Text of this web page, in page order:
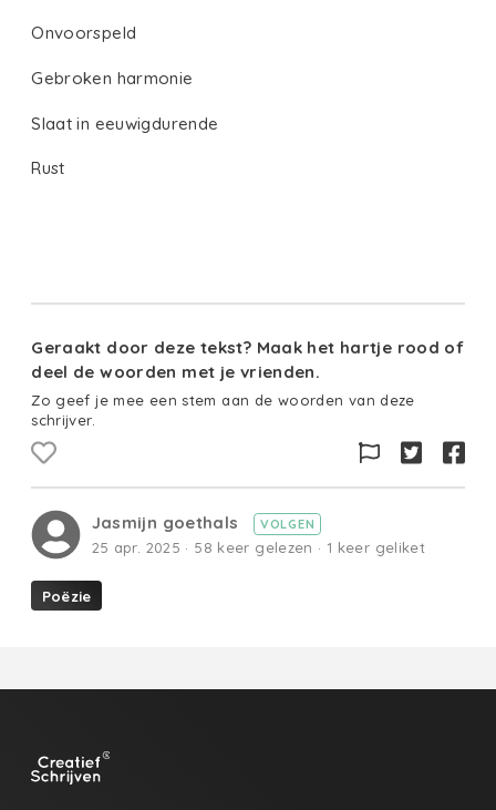
Onvoorspeld
Gebroken harmonie
Slaat in eeuwigdurende
Rust
Geraakt door deze tekst? Maak het hartje rood of
deel de woorden met je vrienden.
Zo geef je mee een stem aan de woorden van deze
schrijver.
Jasmijn goethals VOLGEN
25 apr. 2025 · 58 keer gelezen · 1 keer geliket
Poëzie